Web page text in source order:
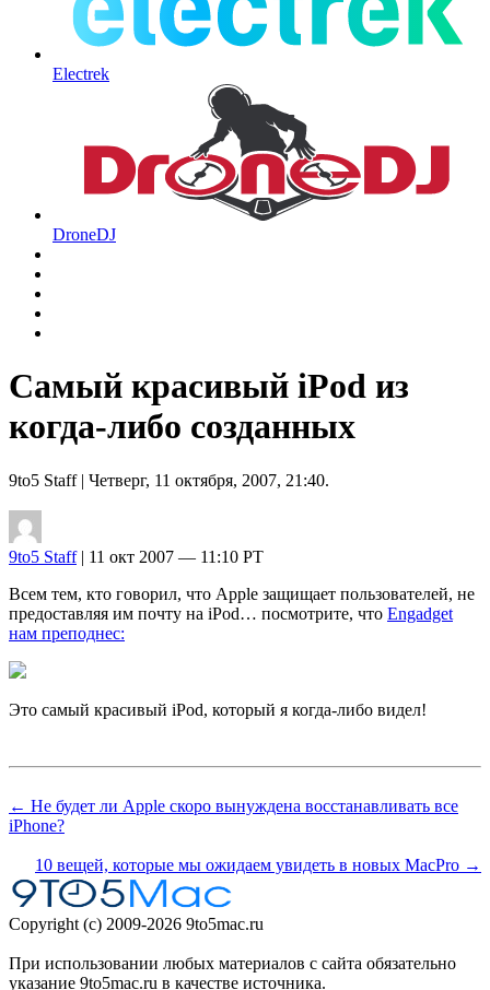
Electrek
DroneDJ
Самый красивый iPod из
когда-либо созданных
9to5 Staff| Четверг, 11 октября, 2007, 21:40.
9to5 Staff| 11 окт 2007 — 11:10 PT
Всем тем, кто говорил, что Apple защищает пользователей, не
предоставляя им почту на iPod… посмотрите, что Engadget
нам преподнес:
Это самый красивый iPod, который я когда-либо видел!
← Не будет ли Apple скоро вынуждена восстанавливать все
iPhone?
10 вещей, которые мы ожидаем увидеть в новых MacPro →
Copyright (c) 2009-2026 9to5mac.ru
При использовании любых материалов с сайта обязательно
указание 9to5mac.ru в качестве источника.